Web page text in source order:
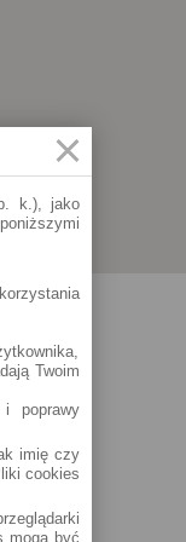
k.), jako
Twoim
poprawy
imię czy
cookies
mogą być